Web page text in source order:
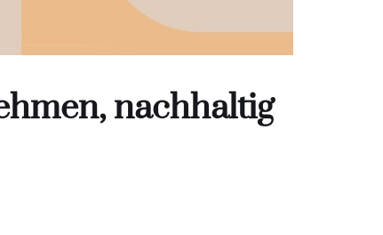
nachhaltig